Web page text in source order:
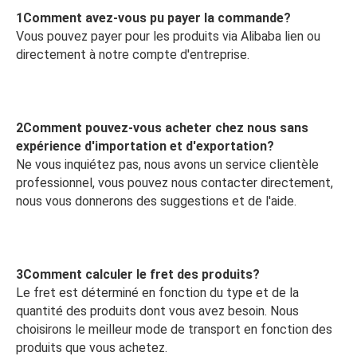
1Comment avez-vous pu payer la commande?
Vous pouvez payer pour les produits via Alibaba lien ou
directement à notre compte d'entreprise.
2Comment pouvez-vous acheter chez nous sans
expérience d'importation et d'exportation?
Ne vous inquiétez pas, nous avons un service clientèle
professionnel, vous pouvez nous contacter directement,
nous vous donnerons des suggestions et de l'aide.
3Comment calculer le fret des produits?
Le fret est déterminé en fonction du type et de la
quantité des produits dont vous avez besoin. Nous
choisirons le meilleur mode de transport en fonction des
produits que vous achetez.